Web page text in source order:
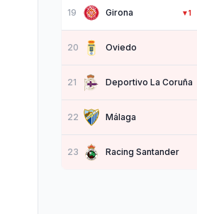
19 Girona ▼1
20 Oviedo
21 Deportivo La Coruña
22 Málaga
23 Racing Santander